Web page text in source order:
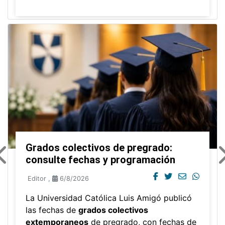
Grados colectivos de pregrado:
consulte fechas y programación
Editor , 6/8/2026
La Universidad Católica Luis Amigó publicó
las fechas de grados colectivos
extemporaneos de pregrado, con fechas de